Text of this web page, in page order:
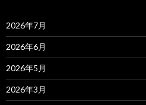
2026年7月
2026年6月
2026年5月
2026年3月